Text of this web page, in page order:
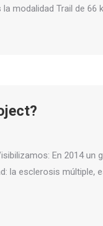
modalidad Trail de 66
Visibilizamos: En 2014
la esclerosis